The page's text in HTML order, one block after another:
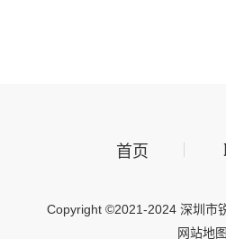
首页
Copyright ©2021-2024 深圳市
网站地图